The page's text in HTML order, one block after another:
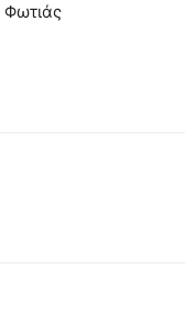
Φωτιάς